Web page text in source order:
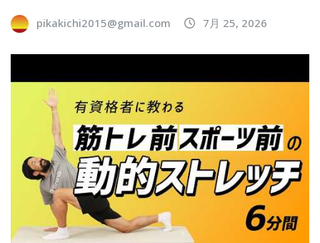
pikakichi2015@gmail.com 7月 25, 2026